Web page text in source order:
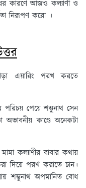
কারণে আজও কল্যাণী ও
নিরূপণ করো ।
এয়ারিং পরখ করতে
পরিচয় পেয়ে শম্ভুনাথ সেন
কাণ্ডে অনেকটা
কল্যাণীর বাবার কথায়
দিয়ে পরখ করাতে চান।
শম্ভুনাথ অপমানিত বোধ